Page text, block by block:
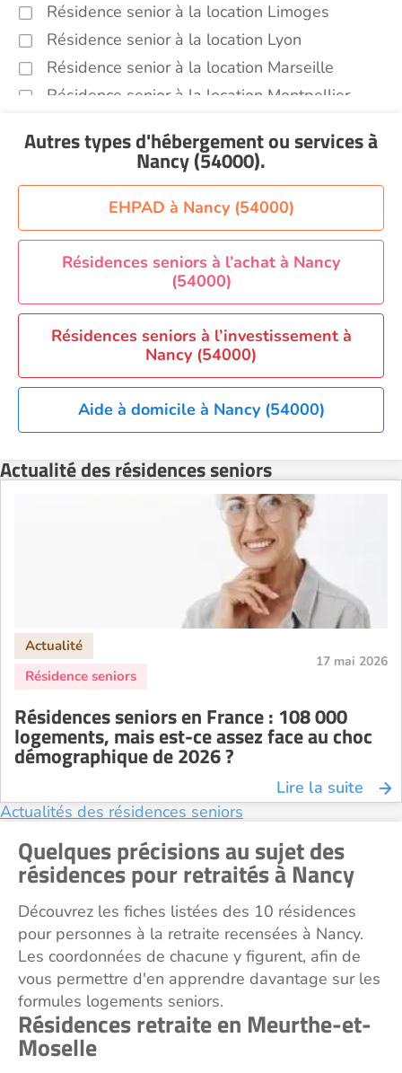
Résidence senior à la location Limoges
Résidence senior à la location Lyon
Résidence senior à la location Marseille
Résidence senior à la location Montpellier
Résidence senior à la location Nantes
Résidence senior à la location Nîmes
Résidence senior à la location Orléans
Résidence senior à la location Perpignan
Résidence senior à la location Reims
Résidence senior à la location Rennes
Résidence senior à la location Strasbourg
Résidence senior à la location Toulouse
Recherche par ville
Autres types d'hébergement ou servicesà
Nancy (54000).
EHPAD à Nancy (54000)
Résidences seniors à l’achat à Nancy
(54000)
Résidences seniors à l’investissement à
Nancy (54000)
Aide à domicile à Nancy (54000)
Actualité des résidences seniors
17 mai 2026
Résidences seniors en France : 108 000
logements, mais est-ce assez face au choc
démographique de 2026 ?
Lire la suite
Actualités des résidences seniors
Quelques précisions au sujet des
résidences pour retraités à Nancy
Découvrez les fiches listées des 10 résidences
pour personnes à la retraite recensées à Nancy.
Les coordonnées de chacune y figurent, afin de
vous permettre d'en apprendre davantage sur les
formules logements seniors.
Résidences retraite en Meurthe-et-
Moselle